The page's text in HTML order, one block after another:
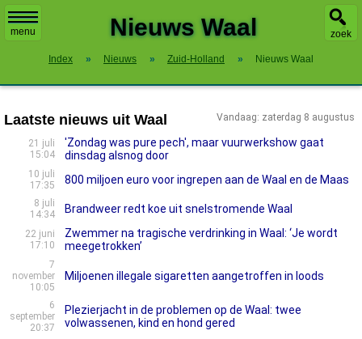
menu zoek
Nieuws Waal
Index » Nieuws » Zuid-Holland » Nieuws Waal
Vandaag: zaterdag 8 augustus
Laatste nieuws uit Waal
21 juli
15:04
'Zondag was pure pech', maar vuurwerkshow gaat
dinsdag alsnog door
10 juli
17:35
800 miljoen euro voor ingrepen aan de Waal en de Maas
8 juli
14:34
Brandweer redt koe uit snelstromende Waal
22 juni
17:10
Zwemmer na tragische verdrinking in Waal: ‘Je wordt
meegetrokken’
7
november
10:05
Miljoenen illegale sigaretten aangetroffen in loods
6
september
20:37
Plezierjacht in de problemen op de Waal: twee
volwassenen, kind en hond gered